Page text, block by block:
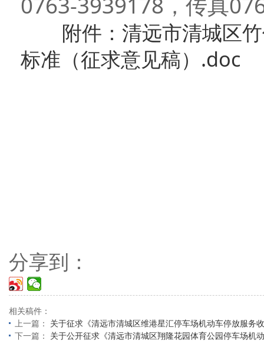
附件：清远市清城区
标准（征求意见稿）.doc
分享到：
相关稿件：
上一篇： 关于征求《清远市清城区维港星汇停车场机动车停放服务
下一篇： 关于公开征求《清远市清城区翔隆花园体育公园停车场机